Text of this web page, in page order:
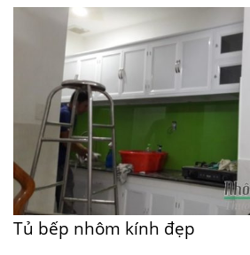
Tủ bếp nhôm kính đẹp